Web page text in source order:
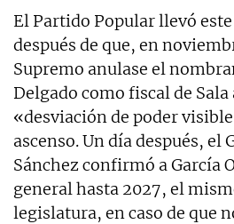
El Partido Popular llevó
después de que, en
Supremo anulase el
Delgado como fiscal de
«desviación de poder
ascenso. Un día después, el
Sánchez confirmó a García
general hasta 2027, el
legislatura, en caso de que